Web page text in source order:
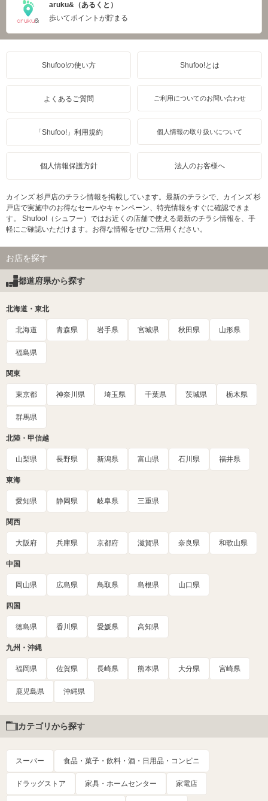
aruku&（あるくと）
歩いてポイントが貯まる
Shufoo!の使い方 Shufoo!とは
よくあるご質問 ご利用についてのお問い合わせ
「Shufoo!」利用規約 個人情報の取り扱いについて
個人情報保護方針 法人のお客様へ
カインズ 杉戸店のチラシ情報を掲載しています。最新のチラシで、カインズ 杉
戸店で実施中のお得なセールやキャンペーン、特売情報をすぐに確認できま
す。 Shufoo!（シュフー）ではお近くの店舗で使える最新のチラシ情報を、手
軽にご確認いただけます。お得な情報をぜひご活用ください。
お店を探す
都道府県から探す
北海道・東北
北海道 青森県 岩手県 宮城県 秋田県 山形県
福島県
関東
東京都 神奈川県 埼玉県 千葉県 茨城県 栃木県
群馬県
北陸・甲信越
山梨県 長野県 新潟県 富山県 石川県 福井県
東海
愛知県 静岡県 岐阜県 三重県
関西
大阪府 兵庫県 京都府 滋賀県 奈良県 和歌山県
中国
岡山県 広島県 鳥取県 島根県 山口県
四国
徳島県 香川県 愛媛県 高知県
九州・沖縄
福岡県 佐賀県 長崎県 熊本県 大分県 宮崎県
鹿児島県 沖縄県
カテゴリから探す
スーパー 食品・菓子・飲料・酒・日用品・コンビニ
ドラッグストア 家具・ホームセンター 家電店